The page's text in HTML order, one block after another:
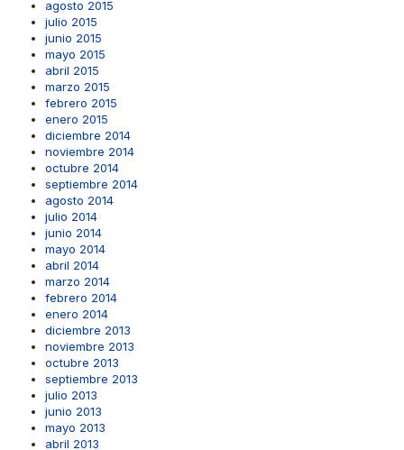
agosto 2015
julio 2015
junio 2015
mayo 2015
abril 2015
marzo 2015
febrero 2015
enero 2015
diciembre 2014
noviembre 2014
octubre 2014
septiembre 2014
agosto 2014
julio 2014
junio 2014
mayo 2014
abril 2014
marzo 2014
febrero 2014
enero 2014
diciembre 2013
noviembre 2013
octubre 2013
septiembre 2013
julio 2013
junio 2013
mayo 2013
abril 2013